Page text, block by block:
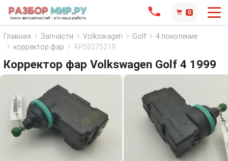
0
Главная Запчасти Volkswagen Golf
4 поколение
корректор фар
AP55275219
Корректор фар Volkswagen Golf 4 1999